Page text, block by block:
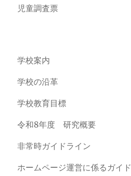
児童調査票
学校案内
学校の沿革
学校教育目標
令和8年度 研究概要
非常時ガイドライン
ホームページ運営に係るガイ